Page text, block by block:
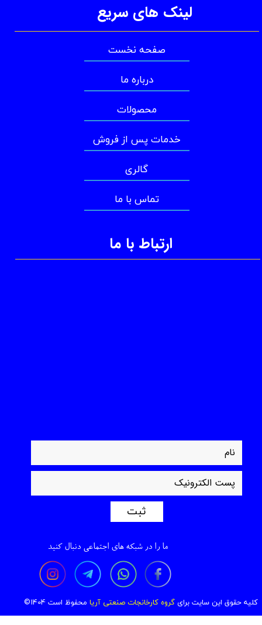
ارتباط با ما
ثبت
لینک های سریع
صفحه نخست
درباره ما
محصولات
خدمات پس از فروش
گالری
تماس با ما
کلیه حقوق این سایت برای گروه کارخانجات صنعتی آریا محفوظ است 1404©
ما را در شبکه های اجتماعی دنبال کنید